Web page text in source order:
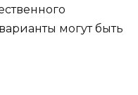
могут быть